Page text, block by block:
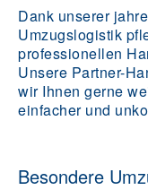
Dank unserer
Umzugslogistik
professionellen
Unsere Partner-
wir Ihnen gerne
einfacher und
Besondere